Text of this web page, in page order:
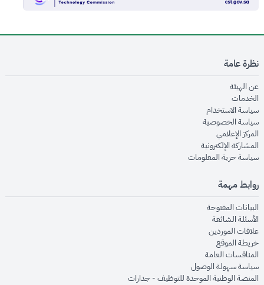
نظرة عامة
عن الهيئةopens in new window
الخدماتopens in new window
سياسة الاستخدام
سياسة الخصوصيةopens in new window
المركز الإعلاميopens in new window
المشاركة الإلكترونيةopens in new window
سياسة حرية المعلوماتopens in new window
روابط مهمة
البيانات المفتوحةopens in new window
الأسئلة الشائعةopens in new window
علاقات الموردينopens in new window
خريطة الموقعopens in new window
المنافسات العامةopens in new window
سياسة سهولة الوصولopens in new window
المنصة الوطنية الموحدة للتوظيف - جداراتopens in new window